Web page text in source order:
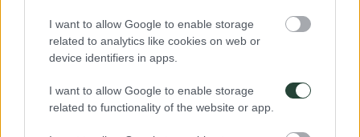
I want to allow Google to enable storage
related to analytics like cookies on web or
device identifiers in apps.
I want to allow Google to enable storage
related to functionality of the website or app.
Desde luego, sabercómo funciona el calendario hebreo
interesante, pero lo que realmente te encantaría sería conocer esta
Calendario Hindú 2025